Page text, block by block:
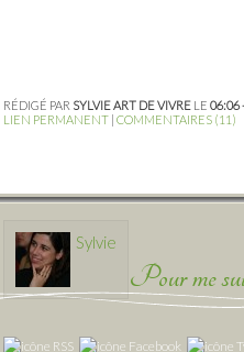
RÉDIGÉ PAR SYLVIE ART DE VIVRE LE 06:06
LIEN PERMANENT | COMMENTAIRES (11)
Sylvie
Pour me